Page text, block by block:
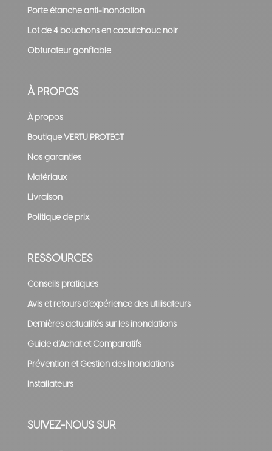
Porte étanche anti-inondation
Lot de 4 bouchons en caoutchouc noir
Obturateur gonflable
À PROPOS
À propos
Boutique VERTU PROTECT
Nos garanties
Matériaux
Livraison
Politique de prix
RESSOURCES
Conseils pratiques
Avis et retours d’expérience des utilisateurs
Dernières actualités sur les inondations
Guide d’Achat et Comparatifs
Prévention et Gestion des Inondations
Installateurs
SUIVEZ-NOUS SUR